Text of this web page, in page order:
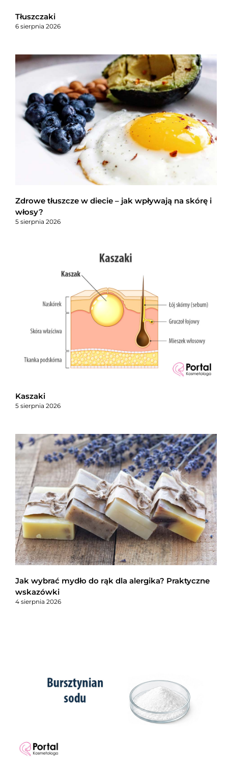
Tłuszczaki
6 sierpnia 2026
Zdrowe tłuszcze w diecie – jak wpływają na skórę i
włosy?
5 sierpnia 2026
Kaszaki
5 sierpnia 2026
Jak wybrać mydło do rąk dla alergika? Praktyczne
wskazówki
4 sierpnia 2026